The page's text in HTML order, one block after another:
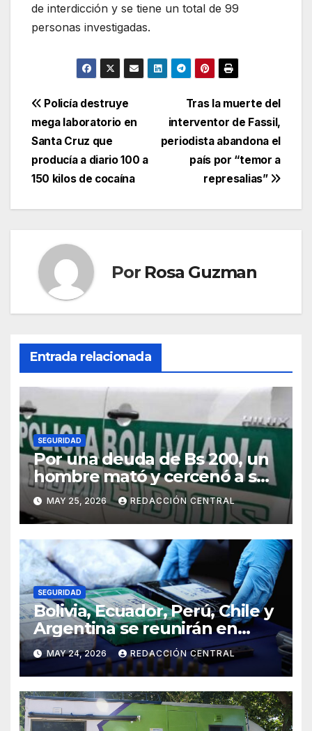
de interdicción y se tiene un total de 99
personas investigadas.
Navegación
de
entradas
Tras la muerte del
interventor de Fassil,
periodista abandona el
país por “temor a
represalias”
Policía destruye
mega laboratorio en
Santa Cruz que
producía a diario 100 a
150 kilos de cocaína
Por Rosa Guzman
Entrada relacionada
SEGURIDAD
Por una deuda de Bs 200, un
hombre mató y cercenó a su
víctima en la zona Sur de La
Paz
MAY 25, 2026 REDACCIÓN CENTRAL
SEGURIDAD
Bolivia, Ecuador, Perú, Chile y
Argentina se reunirán en
Santiago contra la
delincuencia organizada
transnacional
MAY 24, 2026 REDACCIÓN CENTRAL